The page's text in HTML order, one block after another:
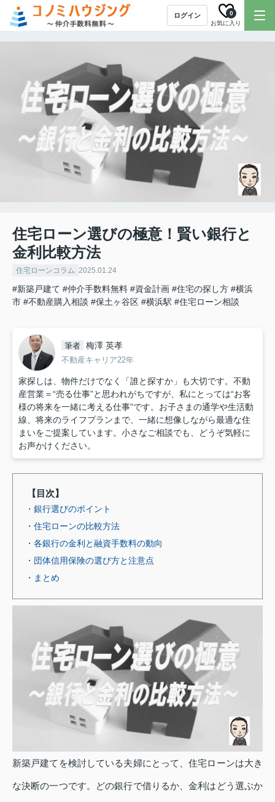
ログイン
お気に入り
0
住宅ローン選びの極意！賢い銀行と
金利比較方法
住宅ローンコラム 2025.01.24
#新築戸建て #仲介手数料無料 #資金計画 #住宅の探し方 #横浜
市 #不動産購入相談 #保土ヶ谷区 #横浜駅 #住宅ローン相談
筆者 梅澤 英孝
不動産キャリア22年
家探しは、物件だけでなく「誰と探すか」も大切です。不動
産営業＝“売る仕事”と思われがちですが、私にとっては“お客
様の将来を一緒に考える仕事”です。お子さまの通学や生活動
線、将来のライフプランまで、一緒に想像しながら最適な住
まいをご提案しています。小さなご相談でも、どうぞ気軽に
お声かけください。
【目次】
・銀行選びのポイント
・住宅ローンの比較方法
・各銀行の金利と融資手数料の動向
・団体信用保険の選び方と注意点
・まとめ
新築戸建てを検討している夫婦にとって、住宅ローンは大き
な決断の一つです。どの銀行で借りるか、金利はどう選ぶか